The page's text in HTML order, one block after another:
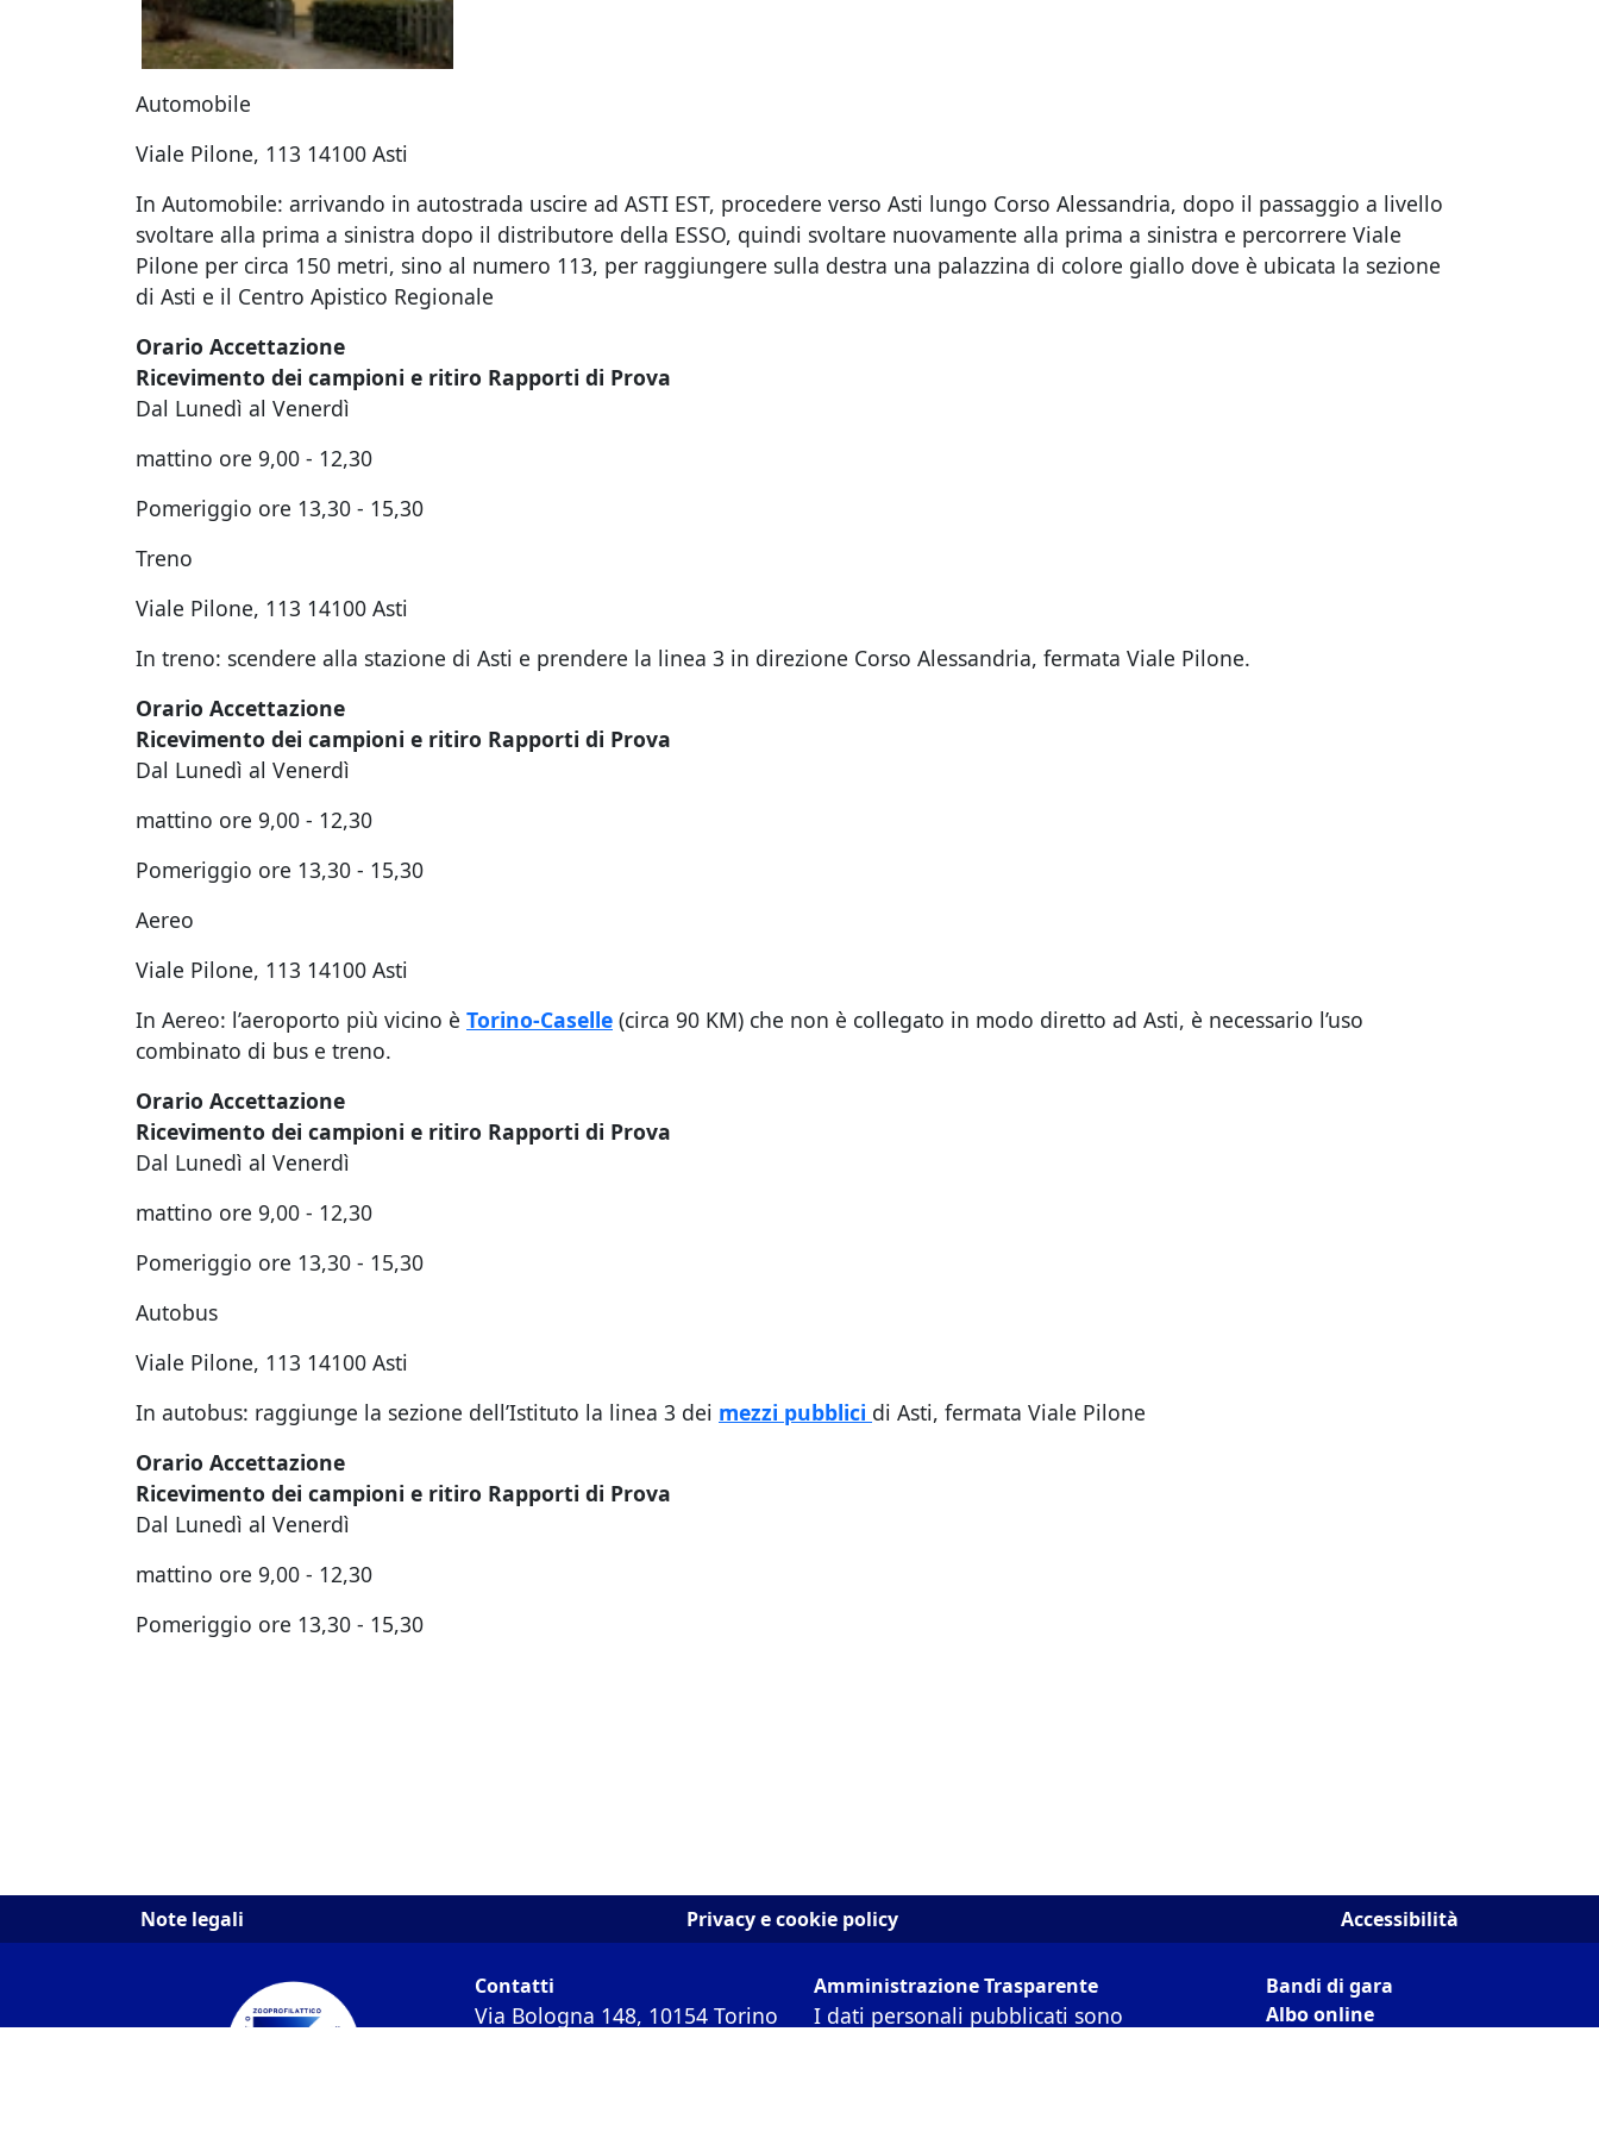
Automobile
Viale Pilone, 113 14100 Asti
In Automobile: arrivando in autostrada uscire ad ASTI EST, procedere verso Asti lungo Corso Alessandria, dopo il passaggio a livello
svoltare alla prima a sinistra dopo il distributore della ESSO, quindi svoltare nuovamente alla prima a sinistra e percorrere Viale
Pilone per circa 150 metri, sino al numero 113, per raggiungere sulla destra una palazzina di colore giallo dove è ubicata la sezione
di Asti e il Centro Apistico Regionale
Orario Accettazione
Ricevimento dei campioni e ritiro Rapporti di Prova
Dal Lunedì al Venerdì
mattino ore 9,00 - 12,30
Pomeriggio ore 13,30 - 15,30
Treno
Viale Pilone, 113 14100 Asti
In treno: scendere alla stazione di Asti e prendere la linea 3 in direzione Corso Alessandria, fermata Viale Pilone.
Orario Accettazione
Ricevimento dei campioni e ritiro Rapporti di Prova
Dal Lunedì al Venerdì
mattino ore 9,00 - 12,30
Pomeriggio ore 13,30 - 15,30
Aereo
Viale Pilone, 113 14100 Asti
In Aereo: l’aeroporto più vicino è Torino-Caselle (circa 90 KM) che non è collegato in modo diretto ad Asti, è necessario l’uso
combinato di bus e treno.
Orario Accettazione
Ricevimento dei campioni e ritiro Rapporti di Prova
Dal Lunedì al Venerdì
mattino ore 9,00 - 12,30
Pomeriggio ore 13,30 - 15,30
Autobus
Viale Pilone, 113 14100 Asti
In autobus: raggiunge la sezione dell’Istituto la linea 3 dei mezzi pubblici di Asti, fermata Viale Pilone
Orario Accettazione
Ricevimento dei campioni e ritiro Rapporti di Prova
Dal Lunedì al Venerdì
mattino ore 9,00 - 12,30
Pomeriggio ore 13,30 - 15,30
Note legali Privacy e cookie policy Accessibilità
Contatti
Via Bologna 148, 10154 Torino
Amministrazione Trasparente
I dati personali pubblicati sono
Bandi di gara
Albo online